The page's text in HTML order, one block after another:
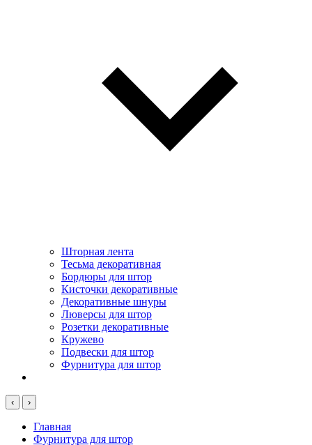
Шторная лента
Тесьма декоративная
Бордюры для штор
Кисточки декоративные
Декоративные шнуры
Люверсы для штор
Розетки декоративные
Кружево
Подвески для штор
Фурнитура для штор
‹ ›
Главная
Фурнитура для штор